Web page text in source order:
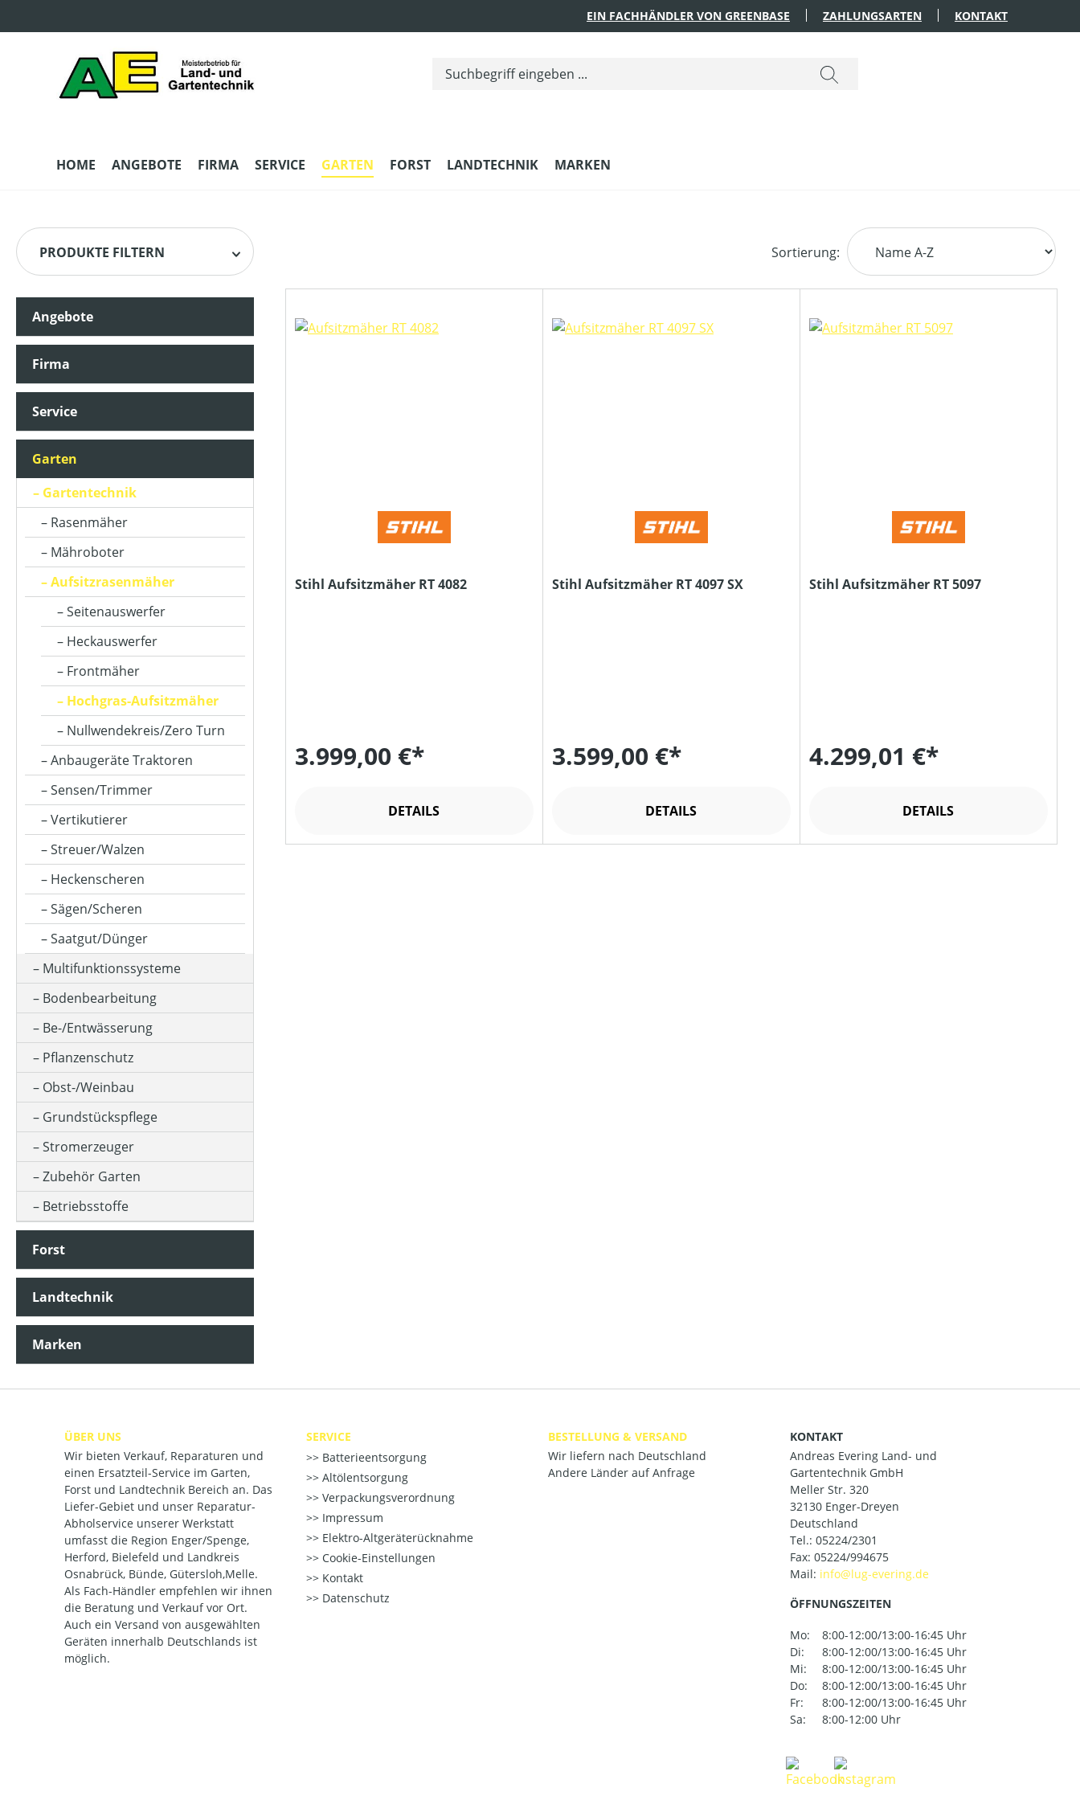
EIN FACHHÄNDLER VON GREENBASE ZAHLUNGSARTEN KONTAKT
HOME ANGEBOTE FIRMA SERVICE GARTEN FORST LANDTECHNIK MARKEN
PRODUKTE FILTERN
HERSTELLER
AUSWURFART
BETRIEBSART
FAHRANTRIEBSART
FANGSACKVOLUMEN MAX (IN L)
FLÄCHENLEISTUNG MAX (IN M²)
HUBRAUM (IN CM³)
KLASSIFIZIERUNG
MOTORLEISTUNG (IN PS)
MOTORLEISTUNG (IN UMDREHUNGEN/MIN)
MOTORLEISTUNG (IN KW)
MOTORTYP (HERSTELLERBEZEICHNUNG)
MULCHFUNKTION
SCHNITTHÖHE MIN-MAX (IN MM)
TREIBSTOFFTANKGRÖSSE (IN L)
PREIS
Angebote
Firma
Service
Garten
Gartentechnik
Rasenmäher
Mähroboter
Aufsitzrasenmäher
Seitenauswerfer
Heckauswerfer
Frontmäher
Hochgras-Aufsitzmäher
Nullwendekreis/Zero Turn
Anbaugeräte Traktoren
Sensen/Trimmer
Vertikutierer
Streuer/Walzen
Heckenscheren
Sägen/Scheren
Saatgut/Dünger
Multifunktionssysteme
Bodenbearbeitung
Be-/Entwässerung
Pflanzenschutz
Obst-/Weinbau
Grundstückspflege
Stromerzeuger
Zubehör Garten
Betriebsstoffe
Forst
Landtechnik
Marken
Sortierung:
Stihl Aufsitzmäher RT 4082
3.999,00 €*
DETAILS
Stihl Aufsitzmäher RT 4097 SX
3.599,00 €*
DETAILS
Stihl Aufsitzmäher RT 5097
4.299,01 €*
DETAILS
ÜBER UNS
Wir bieten Verkauf, Reparaturen und
einen Ersatzteil-Service im Garten,
Forst und Landtechnik Bereich an. Das
Liefer-Gebiet und unser Reparatur-
Abholservice unserer Werkstatt
umfasst die Region Enger/Spenge,
Herford, Bielefeld und Landkreis
Osnabrück, Bünde, Gütersloh,Melle.
Als Fach-Händler empfehlen wir ihnen
die Beratung und Verkauf vor Ort.
Auch ein Versand von ausgewählten
Geräten innerhalb Deutschlands ist
möglich.
SERVICE
Batterieentsorgung
Altölentsorgung
Verpackungsverordnung
Impressum
Elektro-Altgeräterücknahme
Cookie-Einstellungen
Kontakt
Datenschutz
BESTELLUNG & VERSAND
Wir liefern nach Deutschland
Andere Länder auf Anfrage
KONTAKT
Andreas Evering Land- und
Gartentechnik GmbH
Meller Str. 320
32130 Enger-Dreyen
Deutschland
Tel.: 05224/2301
Fax: 05224/994675
Mail:
ÖFFNUNGSZEITEN
Mo:
8:00-12:00/13:00-16:45 Uhr
Di:
8:00-12:00/13:00-16:45 Uhr
Mi:
8:00-12:00/13:00-16:45 Uhr
Do:
8:00-12:00/13:00-16:45 Uhr
Fr:
8:00-12:00/13:00-16:45 Uhr
Sa:
8:00-12:00 Uhr